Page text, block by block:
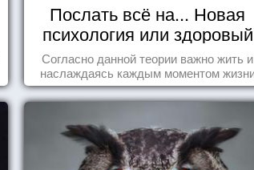
Послать всё на... Новая
психология или здоровый
пофигизм.
Согласно данной теории важно жить и
наслаждаясь каждым моментом
осознанно и с удовольствием. Как
попробуем разобраться на реальных